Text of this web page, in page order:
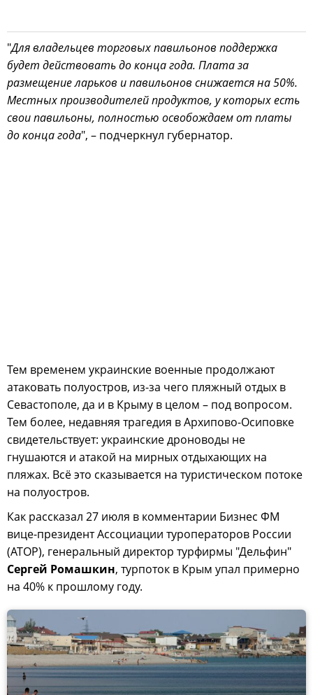
"Для владельцев торговых павильонов поддержка
будет действовать до конца года. Плата за
размещение ларьков и павильонов снижается на 50%.
Местных производителей продуктов, у которых есть
свои павильоны, полностью освобождаем от платы
до конца года", – подчеркнул губернатор.
Тем временем украинские военные продолжают
атаковать полуостров, из-за чего пляжный отдых в
Севастополе, да и в Крыму в целом – под вопросом.
Тем более, недавняя трагедия в Архипово-Осиповке
свидетельствует: украинские дроноводы не
гнушаются и атакой на мирных отдыхающих на
пляжах. Всё это сказывается на туристическом потоке
на полуостров.
Как рассказал 27 июля в комментарии Бизнес ФМ
вице-президент Ассоциации туроператоров России
(АТОР), генеральный директор турфирмы "Дельфин"
Сергей Ромашкин, турпоток в Крым упал примерно
на 40% к прошлому году.